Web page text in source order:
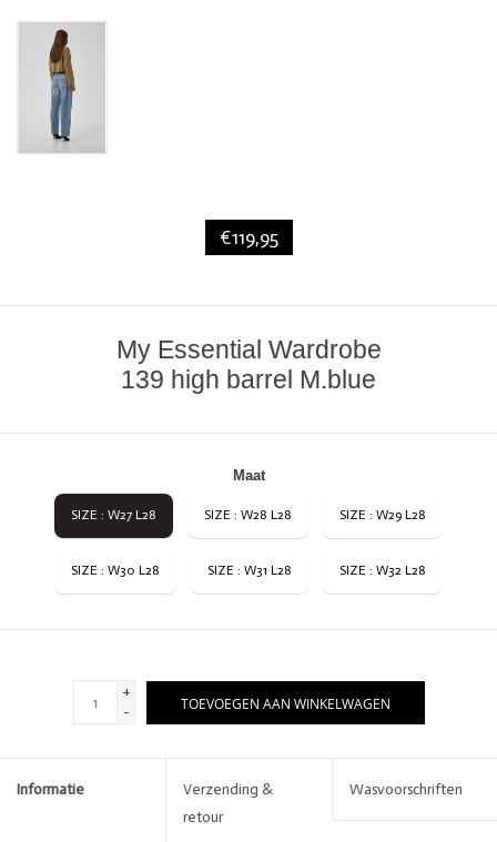
€119,95
My Essential Wardrobe
139 high barrel M.blue
Maat
SIZE : W27 L28 SIZE : W28 L28 SIZE : W29 L28
SIZE : W30 L28 SIZE : W31 L28 SIZE : W32 L28
+
-
TOEVOEGEN AAN WINKELWAGEN
Informatie
Verzending &
retour
Wasvoorschriften